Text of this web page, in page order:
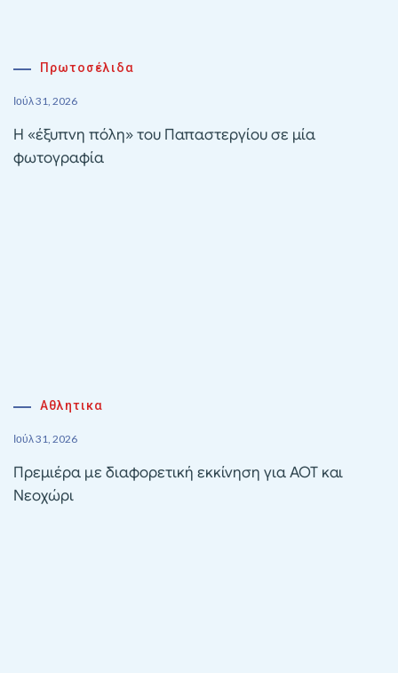
Πρωτοσέλιδα
Ιούλ 31, 2026
Η «έξυπνη πόλη» του Παπαστεργίου σε μία
φωτογραφία
Αθλητικα
Ιούλ 31, 2026
Πρεμιέρα με διαφορετική εκκίνηση για ΑΟΤ και
Νεοχώρι